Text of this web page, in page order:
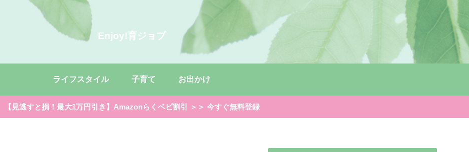
Enjoy!育ジョブ
ライフスタイル 子育て お出かけ
【見逃すと損！最大1万円引き】Amazonらくベビ割引 ＞＞ 今すぐ無料登録